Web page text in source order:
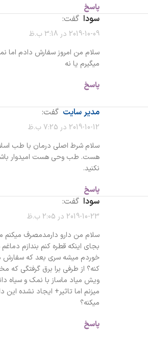
پاسخ
سودا گفت:
2019-10-09 در 3:18 ب.ظ
سلام من امروز سفارش دادم اما
میگیرم یا نه
پاسخ
مدیر سایت گفت:
2019-10-12 در 7:25 ب.ظ
سلام شرط اصلی درمان با طب
هست. طب وحی هست امیدوار
نکنید.
پاسخ
سودا گفت:
2019-10-23 در 2:05 ب.ظ
سلام من دارو دارمدمصرف میکنم
بجای اینکه قطره کنم بندازم
خوردم میشه سری بعد که سفارش
کنه؟ از طرفی برا برق گرفتگی که
ویش میاد ماساز با نمک و سیاه
میزنم اما تاثیر+ ایجاد نشده
میکنه؟
پاسخ